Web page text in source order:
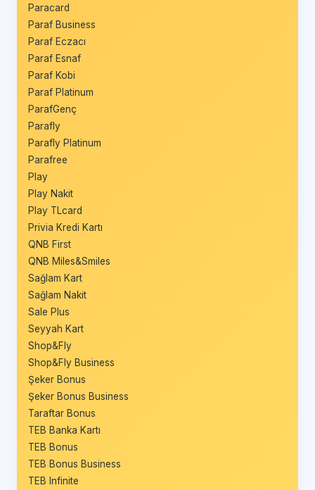
Paracard
Paraf Business
Paraf Eczacı
Paraf Esnaf
Paraf Kobi
Paraf Platinum
ParafGenç
Parafly
Parafly Platinum
Parafree
Play
Play Nakit
Play TLcard
Privia Kredi Kartı
QNB First
QNB Miles&Smiles
Sağlam Kart
Sağlam Nakit
Sale Plus
Seyyah Kart
Shop&Fly
Shop&Fly Business
Şeker Bonus
Şeker Bonus Business
Taraftar Bonus
TEB Banka Kartı
TEB Bonus
TEB Bonus Business
TEB Infinite